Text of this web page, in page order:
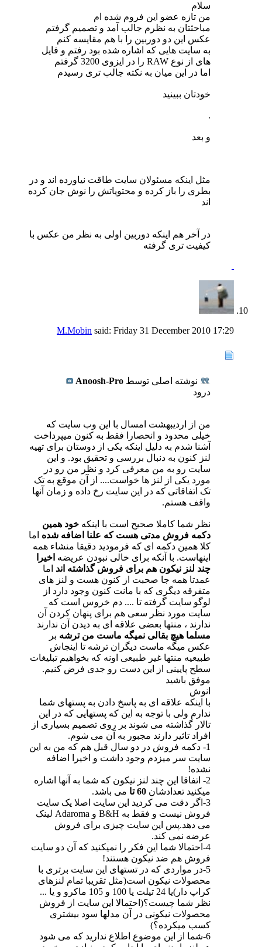
سلام
من تازه عضو این فروم شده ام
مباحثتان به نظرم جالب آمد و تصمیم گرفتم
عکس این دو دوربین را با هم مقایسه کنم
به سایت هایی که اشاره شده بود رفتم و فایل
های از نوع RAW را در ایزوی 3200 گرفتم
اما در این میان به نکته جالب تری رسیدم
خودتان ببینید
.
و بعد
مثل اینکه مسئولان سایت طاقت نیاورده اند و در
بطری را باز کرده و محتویاتش را نوش جان کرده
اند
در آخر هم اینکه دوربین اولی به نظر من عکس با
کیفیت تری گرفته
M.Mobin said: Friday 31 December 2010 17:29
نوشته اصلی توسط Anoosh-Pro
درود
من از اردیبهشت امسال با این وب سایت که
خیلی محدود و انحصارا فقط به کنون میپرداخت
آشنا شدم به دلیل اینکه یکی از دوستان برای تهیه
لنز کنون به دنبال بررسی و تحقیق بود. و این
سایت رو به من معرفی کرد و نظر من رو در
مورد یکی از لنز ها خواست.... از آن موقع به تک
تک اتفاقاتی که در این سایت رخ داده و زمان آنها
واقف هستم.
نظر شما کاملا صحیح است با اینکه خود همین
دکمه فروش مدتی هست که علنا اضافه شده اما
کلا همین دکمه ای که فرمودید دقیقا منشاء همه
اینهاست. با آنکه برای خالی نبودن عریضه اخیرا
چند لنز نیکون هم برای فروش گذاشته اند اما
عمدتا همه جا صحبت از کنون هست و لنز های
متفرقه دیگری که با مانت کنون وجود دارد از
لوگو سایت گرفته تا .... دم خروس است که
سایت مورد نظر سعی هم برای پنهان کردن آن
ندارند ، منتها بعضی علاقه ای به دیدن آن ندارند
مسلما هیچ بقالی نمیگه ماست من ترشه بر
عکس میگه ماست دیگران ترشه تا اینجاش
طبیعیه منتها غیر طبیعی اونه که بخواهیم تبلیغات
سطح پایینی از این دست رو جدی فرض کنیم.
موفق باشید
انوش
با اینکه علاقه ای به پاسخ دادن به پستهای شما
ندارم ولی با توجه به این که پستهایی که در این
تالار گذاشته می شوند بر روی تصمیم بسیاری از
افراد تاثیر دارند مجبور به آن می شوم.
1- دکمه فروش در دو سال قبل هم که من به این
سایت سر میزدم وجود داشت و اخیرا اضافه
نشده!
2- اتفاقا این چند لنز نیکون که شما به آنها اشاره
میکنید تعدادشان 60 تا
می باشد.
3-اگر دقت می کردید این سایت اصلا یک سایت
فروش نیست و فقط به B&H و Adaroma لینک
می دهد.پس این سایت چیزی برای فروش
عرضه نمی کند.
4-احتمالا شما این فکر را نمیکنید که آن دو سایت
فروش هم ضد نیکون هستند!
5-در مواردی که در تستهای این سایت برتری با
محصولات نیکون است(مثل تقریبا تمام لنزهای
کراپ دار)یا 24 تیلت یا 100 و 105 ماکرو و یا ...
نظر شما چیست؟(احتمالا این سایت از فروش
محصولات نیکونی در آن مدلها سود بیشتری
کسب میکرده؟)
6-شما از این موضوع اطلاع ندارید که می شود